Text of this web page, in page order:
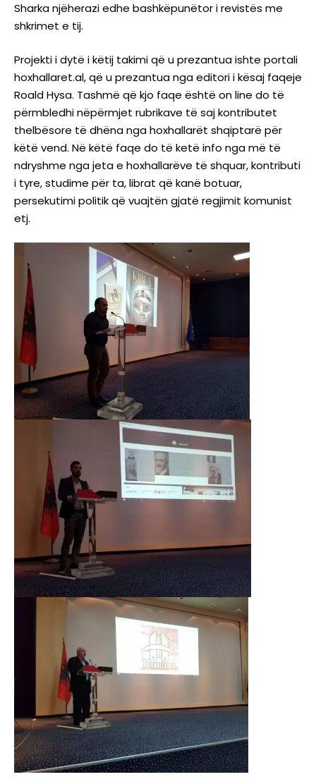
Sharka njëherazi edhe bashkëpunëtor i revistës me
shkrimet e tij.
Projekti i dytë i këtij takimi që u prezantua ishte portali
hoxhallaret.al, që u prezantua nga editori i kësaj faqeje
Roald Hysa. Tashmë që kjo faqe është on line do të
përmbledhi nëpërmjet rubrikave të saj kontributet
thelbësore të dhëna nga hoxhallarët shqiptarë për
këtë vend. Në këtë faqe do të ketë info nga më të
ndryshme nga jeta e hoxhallarëve të shquar, kontributi
i tyre, studime për ta, librat që kanë botuar,
persekutimi politik që vuajtën gjatë regjimit komunist
etj.